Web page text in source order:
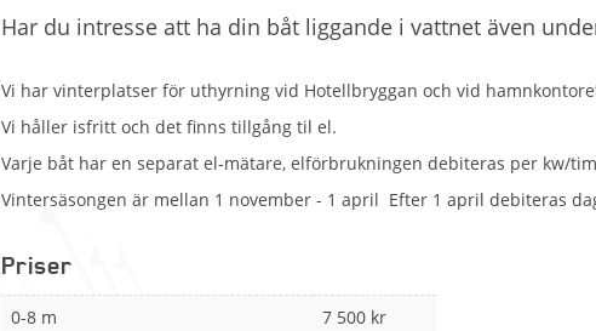
Har du intresse att ha din båt liggande i vattnet även
Vi har vinterplatser för uthyrning vid Hotellbryggan och vid
Vi håller isfritt och det finns tillgång til el.
Varje båt har en separat el-mätare, elförbrukningen debiteras per kw/
Vintersäsongen är mellan 1 november - 1 april Efter 1 april debiteras
Priser
0-8 m
7 500 kr